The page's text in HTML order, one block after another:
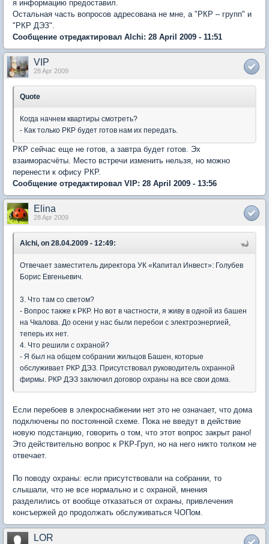
я информацию предоставил.
Остальная часть вопросов адресована не мне, а "РКР – групп" и
"РКР ДЭЗ".
Сообщение отредактировал Alchi: 28 April 2009 - 11:51
VIP
28 Apr 2009
Quote
Когда начнем квартиры смотреть?
- Как только РКР будет готов нам их передать.
РКР сейчас еще не готов, а завтра будет готов. Эх
взаиморасчёты. Место встречи изменить нельзя, но можно
перенести к офису РКР.
Сообщение отредактировал VIP: 28 April 2009 - 13:56
Elina
28 Apr 2009
Alchi, on 28.04.2009 - 12:49:
Отвечает заместитель директора УК «Капитал Инвест»: Голубев
Борис Евгеньевич.
3. Что там со светом?
- Вопрос также к РКР. Но вот в частности, я живу в одной из башен
на Чкалова. До осени у нас были перебои с электроэнергией,
теперь их нет.
4. Что решили с охраной?
- Я был на общем собрании жильцов Башен, которые
обслуживает РКР ДЭЗ. Присутствовал руководитель охранной
фирмы. РКР ДЭЗ заключил договор охраны на все свои дома.
Если перебоев в элекроснабжении нет это не означает, что дома
подключены по постоянной схеме. Пока не введут в действие
новую подстанцию, говорить о том, что этот вопрос закрыт рано!
Это действительно вопрос к РКР-Груп, но на него никто толком не
отвечает.
По поводу охраны: если присутствовали на собрании, то
слышали, что не все нормально и с охраной, мнения
разделились от вообще отказаться от охраны, привлечения
консъержей до продолжать обслуживаться ЧОПом.
LOR